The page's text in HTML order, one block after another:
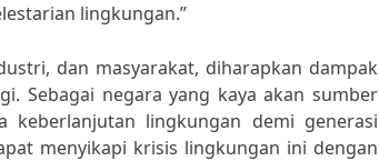
lingkungan.”
dan masyarakat, diharapkan dampak
Sebagai negara yang kaya akan sumber
keberlanjutan lingkungan demi generasi
menyikapi krisis lingkungan ini dengan